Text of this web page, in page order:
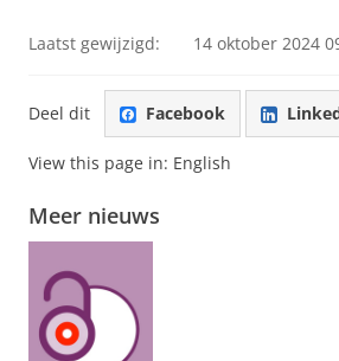
Laatst gewijzigd: 14 oktober 2024
Deel dit Facebook
View this page in: English
Meer nieuws